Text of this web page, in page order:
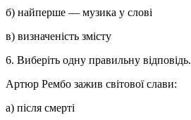
б) найперше — музика у слові
в) визначеність змісту
6. Виберіть одну правильну відповідь.
Артюр Рембо зажив світової слави:
а) після смерті